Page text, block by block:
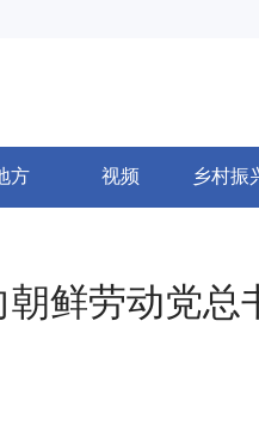
方 视频 乡村振
鲜劳动党总